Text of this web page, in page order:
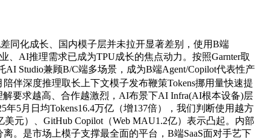
化成长、国内模子层并未拉开显著差别，使用B端
AI推理需求已成为TPU成长的焦点动力。按照Garnter取
Studio兼顾B/C端多场景，成为B端Agent/Copilot代表性产
伴深度推理取长上下文模子发布鞭策Tokens挪用量快速提
要求越高、合作越激烈，AI布景下AI Infra(AI根本设备)层
5月日均Tokens16.4万亿（增137倍），我们判断使用越方
元）、GitHub Copilot（Web MAU1.2亿）表示凸起。内部
。是市场上模子支撑最全面的平台，B端SaaS面对手艺下